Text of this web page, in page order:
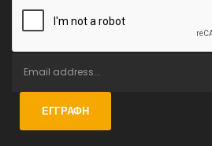
ΕΓΓΡΑΦΉ